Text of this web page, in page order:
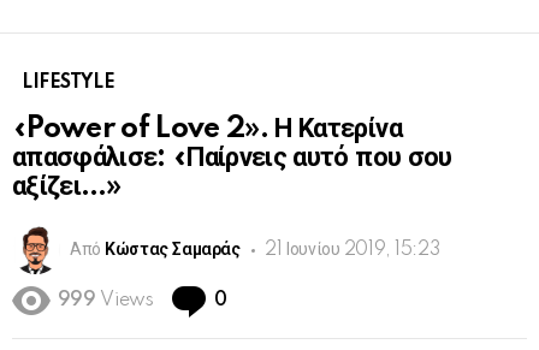
LIFESTYLE
«Power of Love 2». Η Κατερίνα
απασφάλισε: «Παίρνεις αυτό που σου
αξίζει…»
Από Κώστας Σαμαράς 21 Ιουνίου 2019, 15:23
999 Views 0